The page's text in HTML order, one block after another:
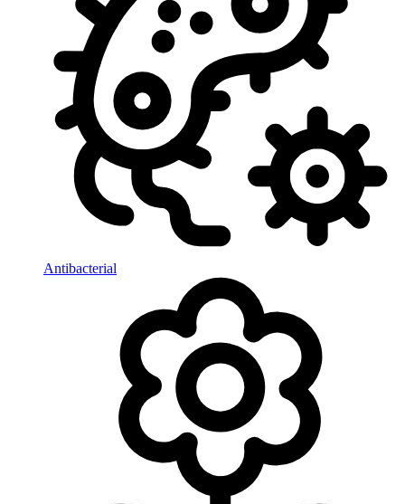
Antibacterial